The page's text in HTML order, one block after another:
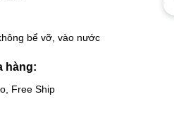
bể vỡ, vào nước
hàng:
Free Ship